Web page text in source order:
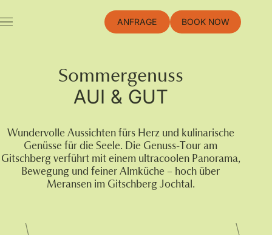
to
the
ANFRAGE BOOK NOW
Sommergenuss
AUI & GUT
Wundervolle Aussichten fürs Herz und kulinarische
Genüsse für die Seele. Die Genuss-Tour am
Gitschberg verführt mit einem ultracoolen Panorama,
Bewegung und feiner Almküche – hoch über
Meransen im Gitschberg Jochtal.